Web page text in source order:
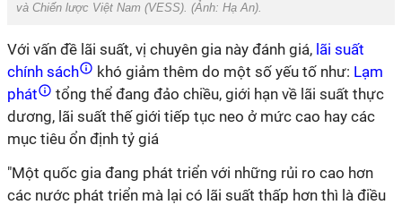
và Chiến lược Việt Nam (VESS). (Ảnh: Hạ An).
Với vấn đề lãi suất, vị chuyên gia này đánh giá, lãi suất
chính sách
khó giảm thêm do một số yếu tố như: Lạm
phát
tổng thể đang đảo chiều, giới hạn về lãi suất thực
dương, lãi suất thế giới tiếp tục neo ở mức cao hay các
mục tiêu ổn định tỷ giá
"Một quốc gia đang phát triển với những rủi ro cao hơn
các nước phát triển mà lại có lãi suất thấp hơn thì là điều